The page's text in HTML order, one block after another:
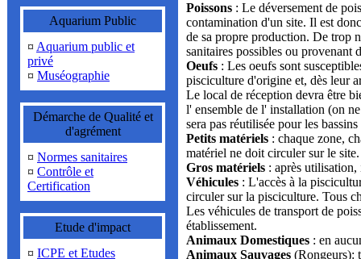
Aquarium Public
¤ Aquarium public et
privé
¤ Muséographie
Démarche de Qualité et
d'agrément
¤ Normes sanitaires
¤ Contrôle et
Certification
Etude d'impact
¤ ICPE et Etudes
Poissons : Le déversement de
contamination d'un site. Il est
de sa propre production. De trop
sanitaires possibles ou provenant
Oeufs : Les oeufs sont
pisciculture d'origine et, dès leur
Le local de réception devra être
l' ensemble de l' installation (on
sera pas réutilisée pour les
Petits matériels : chaque zone,
matériel ne doit circuler sur le site.
Gros matériels : après utilisation,
Véhicules : L'accès à la
circuler sur la pisciculture. Tous
Les véhicules de transport de
établissement.
Animaux Domestiques : en
Animaux Sauvages (Rongeurs):